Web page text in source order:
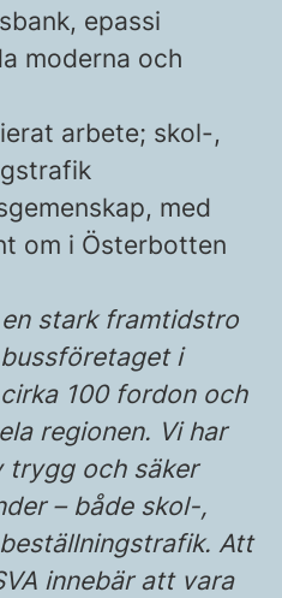
epassi
moderna och
arbete; skol-,
med
om i Österbotten
stark framtidstro
i
100 fordon och
regionen. Vi har
trygg och säker
– både skol-,
Att
innebär att vara